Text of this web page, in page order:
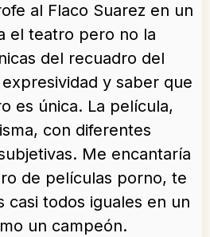
al Flaco Suarez en un
el teatro pero no la
del recuadro del
y saber que
es única. La película,
con diferentes
Me encantaría
de películas porno, te
casi todos iguales en un
un campeón.